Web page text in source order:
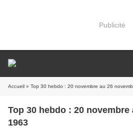
Publicité
Accueil » Top 30 hebdo : 20 novembre au 26
Top 30 hebdo : 20 novembre
1963